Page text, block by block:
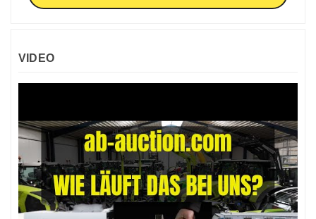
VIDEO